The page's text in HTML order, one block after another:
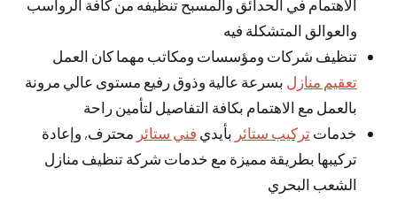
الاهتمام في الحدائق والمسبح تنظيفه من كافة الرواسب
والعوالق المتشكلة فيه
تنظيف شركات ومؤسسات ومكاتب مهما كان العمل
تعقيم منازل بسرعة عالية وذوق رفيع مستوى عالي مرونة
بالعمل مع الاهتمام بكافة التفاصيل لتأمين راحة
خدماتتركيب ستائر بأيدي فني ستائر محترف, وإعادة
تركيبها بطريقة مميزة مع خدمات شركة تنظيف منازل
الشعب البحري